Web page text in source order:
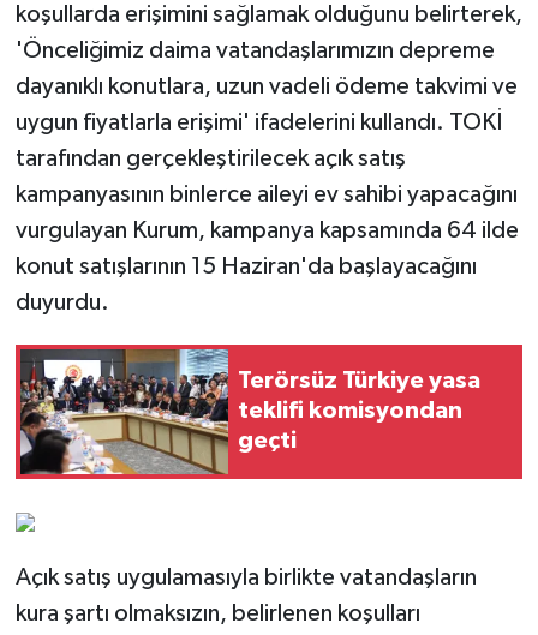
koşullarda erişimini sağlamak olduğunu belirterek,
'Önceliğimiz daima vatandaşlarımızın depreme
dayanıklı konutlara, uzun vadeli ödeme takvimi ve
uygun fiyatlarla erişimi' ifadelerini kullandı. TOKİ
tarafından gerçekleştirilecek açık satış
kampanyasının binlerce aileyi ev sahibi yapacağını
vurgulayan Kurum, kampanya kapsamında 64 ilde
konut satışlarının 15 Haziran'da başlayacağını
duyurdu.
Terörsüz Türkiye yasa
teklifi komisyondan
geçti
Açık satış uygulamasıyla birlikte vatandaşların
kura şartı olmaksızın, belirlenen koşulları